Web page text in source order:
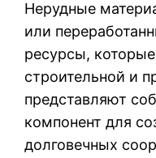
Нерудные
или
ресурсы,
строительной и
представляют
компонент для
долговечных